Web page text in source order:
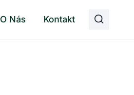
O Nás Kontakt